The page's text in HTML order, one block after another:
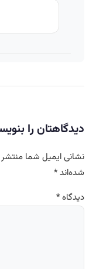
دیدگاهتان را
نشانی ایمیل شما
شده‌اند*
دیدگاه*